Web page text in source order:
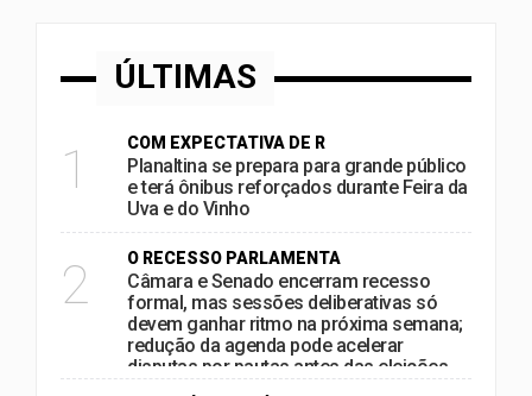
ÚLTIMAS
1 COM EXPECTATIVA DE R
Planaltina se prepara para grande público
e terá ônibus reforçados durante Feira da
Uva e do Vinho
2 O RECESSO PARLAMENTA
Câmara e Senado encerram recesso
formal, mas sessões deliberativas só
devem ganhar ritmo na próxima semana;
redução da agenda pode acelerar
disputas por pautas antes das eleições